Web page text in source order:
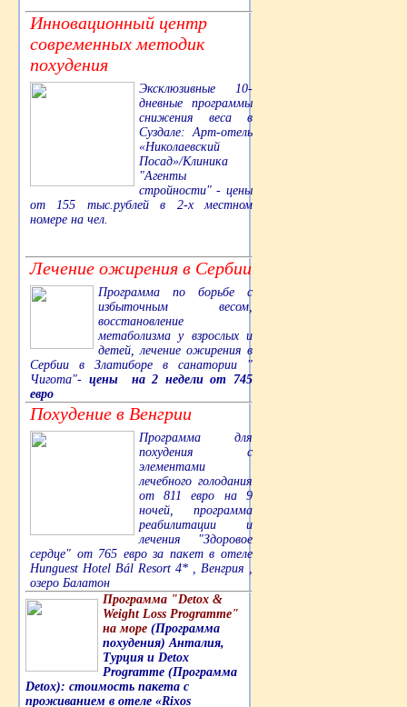
Инновационный центр
современных методик
похудения
Эксклюзивные 10-
дневные программы
снижения веса в
Суздале: Арт-отель
«Николаевский
Посад»/Клиника
"Агенты
стройности" - цены
от 155 тыс.рублей в 2-х местном
номере на чел.
Лечение ожирения в Сербии
Программа по борьбе с
избыточным весом,
восстановление
метаболизма у взрослых и
детей, лечение ожирения в
Сербии в Златиборе в санатории "
Чигота"- цены на 2 недели от 745
евро
Похудение в Венгрии
Программа для
похудения с
элементами
лечебного голодания
от 811 евро на 9
ночей, программа
реабилитации и
лечения "Здоровое
сердце" от 765 евро за пакет в отеле
Hunguest Hotel Bál Resort 4* , Венгрия ,
озеро Балатон
Программа "Detox &
Weight Loss Programme"
на море (Программа
похудения) Анталия,
Турция и Detox
Programme (Программа
Detox): стоимость пакета с
проживанием в отеле «Rixos